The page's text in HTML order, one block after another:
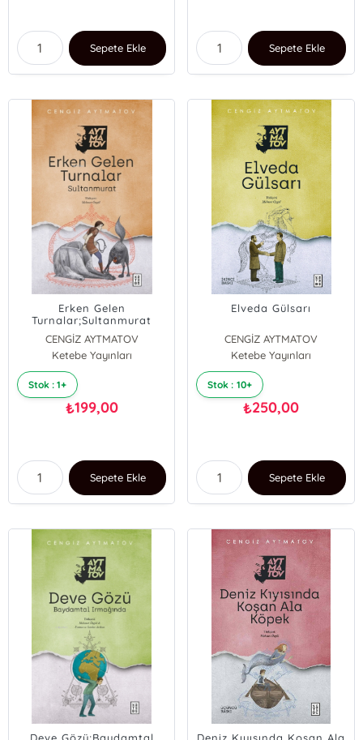
Sepete Ekle Sepete Ekle
Erken Gelen
Turnalar;Sultanmurat
CENGİZ AYTMATOV
Ketebe Yayınları
Stok : 1+
₺199,00
Sepete Ekle
Elveda Gülsarı
CENGİZ AYTMATOV
Ketebe Yayınları
Stok : 10+
₺250,00
Sepete Ekle